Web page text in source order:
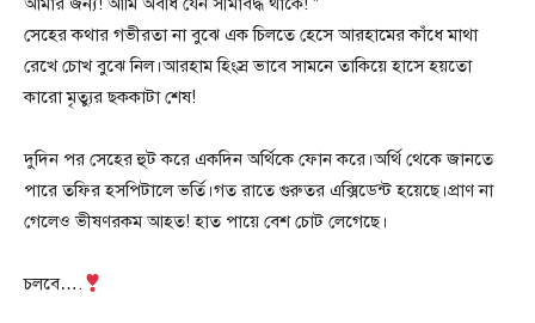
সেহের কথার গভীরতা না বুঝে এক চিলতে হেসে আরহামের কাঁধে মাথা
রেখে চোখ বুঝে নিল।আরহাম হিংস্র ভাবে সামনে তাকিয়ে হাসে হয়তো
কারো মৃত্যুর ছককাটা শেষ!
দুদিন পর সেহের হুট করে একদিন অর্থিকে ফোন করে।অর্থি থেকে জানতে
পারে তফির হসপিটালে ভর্তি।গত রাতে গুরুতর এক্সিডেন্ট হয়েছে।প্রাণ না
গেলেও ভীষণরকম আহত! হাত পায়ে বেশ চোট লেগেছে।
চলবে….